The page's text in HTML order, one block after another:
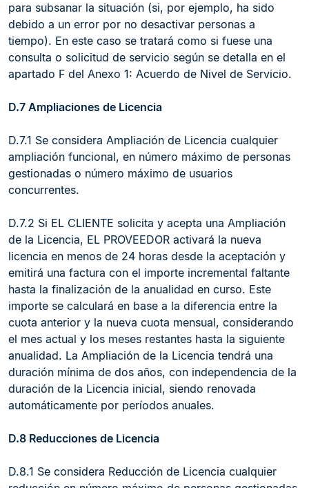
para subsanar la situación (si, por ejemplo, ha sido
debido a un error por no desactivar personas a
tiempo). En este caso se tratará como si fuese una
consulta o solicitud de servicio según se detalla en el
apartado F del Anexo 1: Acuerdo de Nivel de Servicio.
D.7 Ampliaciones de Licencia
D.7.1 Se considera Ampliación de Licencia cualquier
ampliación funcional, en número máximo de personas
gestionadas o número máximo de usuarios
concurrentes.
D.7.2 Si EL CLIENTE solicita y acepta una Ampliación
de la Licencia, EL PROVEEDOR activará la nueva
licencia en menos de 24 horas desde la aceptación y
emitirá una factura con el importe incremental faltante
hasta la finalización de la anualidad en curso. Este
importe se calculará en base a la diferencia entre la
cuota anterior y la nueva cuota mensual, considerando
el mes actual y los meses restantes hasta la siguiente
anualidad. La Ampliación de la Licencia tendrá una
duración mínima de dos años, con independencia de la
duración de la Licencia inicial, siendo renovada
automáticamente por períodos anuales.
D.8 Reducciones de Licencia
D.8.1 Se considera Reducción de Licencia cualquier